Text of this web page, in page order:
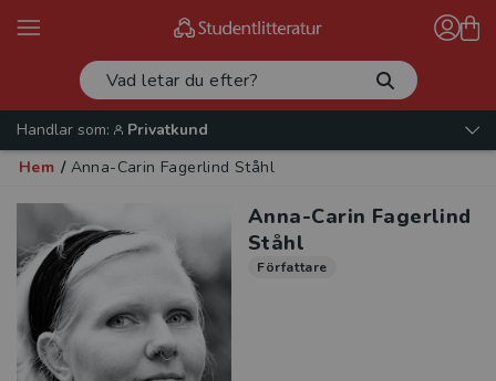
Handlar som:
Privatkund
Hem / Anna-Carin Fagerlind Ståhl
Anna-Carin Fagerlind
Ståhl
Författare